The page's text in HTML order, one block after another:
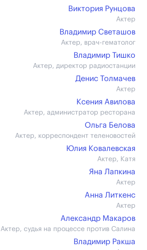
Виктория Рунцова
Актер
Владимир Светашов
Актер, врач-гематолог
Владимир Тишко
Актер, директор радиостанции
Денис Толмачев
Актер
Ксения Авилова
Актер, администратор ресторана
Ольга Белова
Актер, корреспондент теленовостей
Юлия Ковалевская
Актер, Катя
Яна Лапкина
Актер
Анна Литкенс
Актер
Александр Макаров
Актер, судья на процессе против Салина
Владимир Ракша